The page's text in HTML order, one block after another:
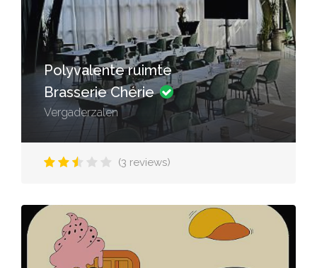
Polyvalente ruimte
Brasserie Chérie
Vergaderzalen
(3 reviews)